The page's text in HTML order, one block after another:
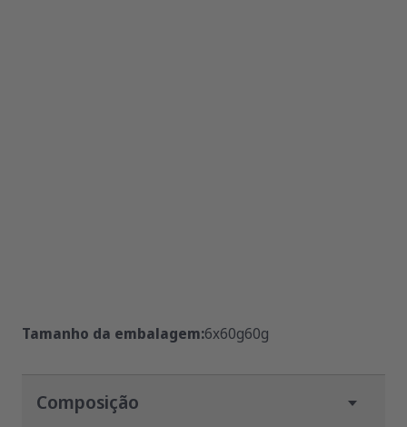
Tamanho da embalagem:6x60g60g
Composição